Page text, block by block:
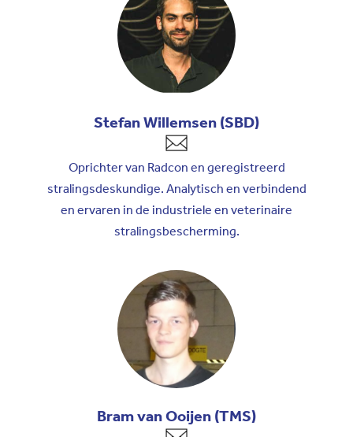
Stefan Willemsen (SBD)
Oprichter van Radcon en geregistreerd
stralingsdeskundige. Analytisch en verbindend
en ervaren in de industriele en veterinaire
stralingsbescherming.
Bram van Ooijen (TMS)